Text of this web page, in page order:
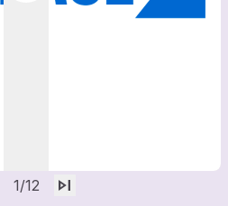
1/12 skip_next